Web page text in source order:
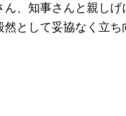
ん、知事さんと親し
然として妥協なく立ち